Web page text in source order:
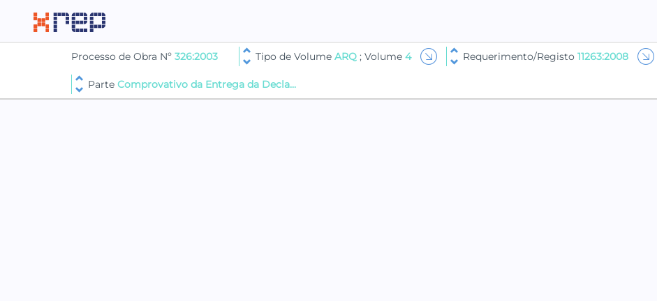
Processo de Obra Nº 326:2003 Tipo de Volume ARQ ; Volume 4 Requerimento/Registo 11263:2008
Parte Comprovativo da Entrega da Decla...
PARTE COMPROVATIVO DA ENTREGA DA DECLARAÇÃO PRÉVIA